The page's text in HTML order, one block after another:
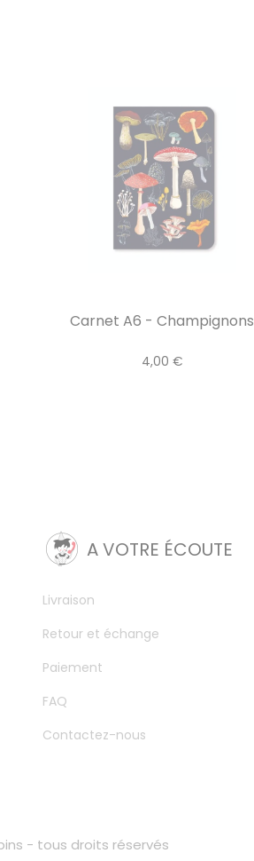
Carnet A6 - Champignons
4,00 €
A VOTRE ÉCOUTE
Livraison
Retour et échange
Paiement
FAQ
Contactez-nous
- tous droits réservés